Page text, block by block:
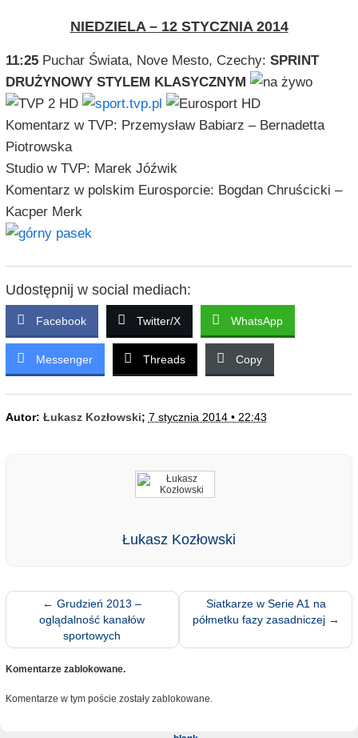
NIEDZIELA – 12 STYCZNIA 2014
11:25Puchar Świata, Nove Mesto, Czechy: SPRINT
DRUŻYNOWY STYLEM KLASYCZNYM
Komentarz w TVP: Przemysław Babiarz – Bernadetta
Piotrowska
Studio w TVP: Marek Jóźwik
Komentarz w polskim Eurosporcie: Bogdan Chruścicki –
Kacper Merk
Udostępnij w social mediach:
Facebook Twitter/X WhatsApp
Messenger Threads Copy
Autor: Łukasz Kozłowski; 7 stycznia 2014 • 22:43
Łukasz Kozłowski
← Grudzień 2013 –
oglądalność kanałów
sportowych
Siatkarze w Serie A1 na
półmetku fazy zasadniczej →
Komentarze zablokowane.
Komentarze w tym poście zostały zablokowane.